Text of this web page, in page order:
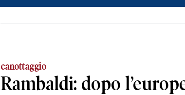
canottaggio
Rambaldi: dopo